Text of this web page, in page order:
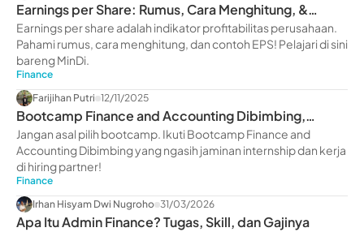
Earnings per Share: Rumus, Cara Menghitung, &
Contohnya
Earnings per share adalah indikator profitabilitas perusahaan.
Pahami rumus, cara menghitung, dan contoh EPS! Pelajari di sini
bareng MinDi.
Finance
Farijihan Putri 12/11/2025
Bootcamp Finance and Accounting Dibimbing,
Jaminan Internship
Jangan asal pilih bootcamp. Ikuti Bootcamp Finance and
Accounting Dibimbing yang ngasih jaminan internship dan kerja
di hiring partner!
Finance
Irhan Hisyam Dwi Nugroho 31/03/2026
Apa Itu Admin Finance? Tugas, Skill, dan Gajinya